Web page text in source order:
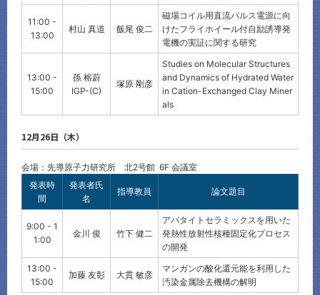
11:00 -
13:00
村山 真道 飯尾 俊二
磁場コイル用直流パルス電源に向
けたフライホイール付自励誘導発
電機の実証に関する研究
13:00 -
15:00
孫 榕蔚
IGP-(C)
塚原 剛彦
Studies on Molecular Structures
and Dynamics of Hydrated Water
in Cation-Exchanged Clay Miner
als
12月26日（木）
会場：先導原子力研究所 北2号館 6F 会議室
発表時
間
発表者氏
名
指導教員 論文題目
9:00 - 1
1:00
金川 俊 竹下 健二
アパタイトセラミックスを用いた
発熱性放射性核種固定化プロセス
の開発
13:00 -
15:00
加藤 友彰 大貫 敏彦
マンガンの酸化還元能を利用した
汚染金属除去機構の解明